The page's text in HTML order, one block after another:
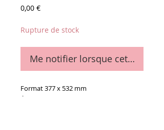
0,00 €Prix
Rupture de stock
Me notifier lorsque cet article
Format 377 x 532 mm
épaisseur 30/100